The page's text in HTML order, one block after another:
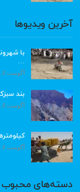
آخرین ویدیوها
با
…
آگوست 8, 2026
بند
آگوست 8, 2026
آگوست 8, 2026
دسته‌های محبوب